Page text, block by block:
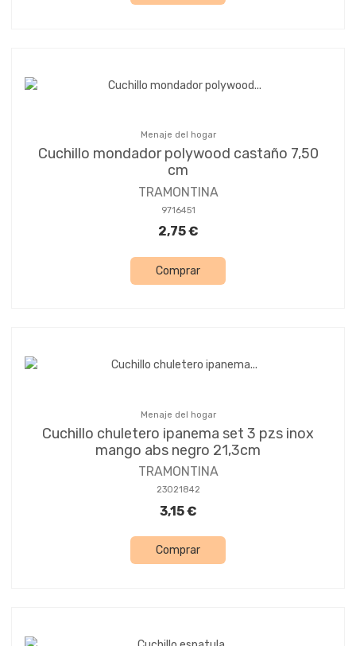
Menaje del hogar
Cuchillo mondador polywood castaño 7,50
cm
TRAMONTINA
9716451
2,75 €
Comprar
Menaje del hogar
Cuchillo chuletero ipanema set 3 pzs inox
mango abs negro 21,3cm
TRAMONTINA
23021842
3,15 €
Comprar